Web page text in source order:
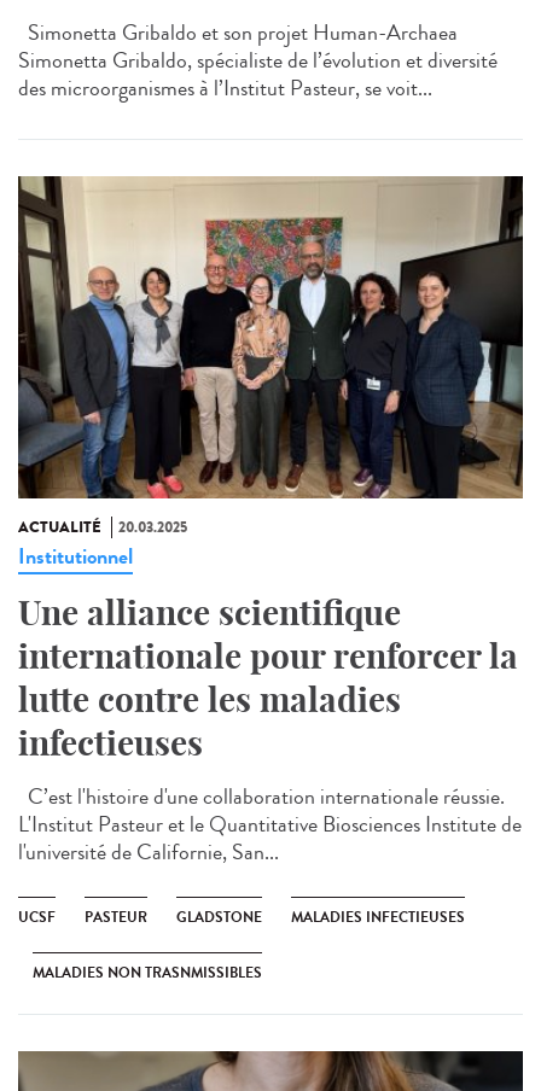
Simonetta Gribaldo et son projet Human-Archaea
Simonetta Gribaldo, spécialiste de l’évolution et diversité
des microorganismes à l’Institut Pasteur, se voit...
ACTUALITÉ 20.03.2025
Institutionnel
Une alliance scientifique
internationale pour renforcer la
lutte contre les maladies
infectieuses
C’est l'histoire d'une collaboration internationale réussie.
L'Institut Pasteur et le Quantitative Biosciences Institute de
l'université de Californie, San...
UCSF PASTEUR GLADSTONE MALADIES INFECTIEUSES
MALADIES NON TRASNMISSIBLES